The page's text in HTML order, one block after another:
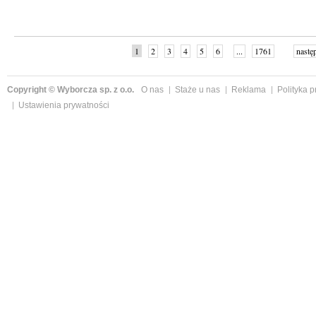
1 2 3 4 5 6 ... 1761
Copyright © Wyborcza sp. z o.o. O nas Staże u nas Reklama
Polityka
Ustawienia prywatności